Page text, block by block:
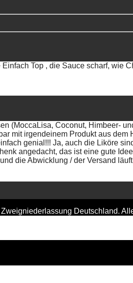
Top , die Sauce scharf, wie
(MoccaLisa, Coconut, Himbeer-
mit irgendeinem Produkt aus
genial!!! Ja, auch die Liköre
angedacht, das ist eine gute
die Abwicklung / der Versand
Deutschland.